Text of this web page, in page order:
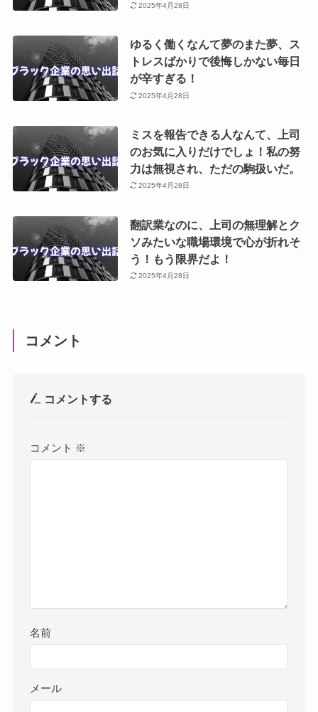
2025年4月28日
ゆるく働くなんて夢のまた夢、ス
トレスばかりで後悔しかない毎日
が辛すぎる！
2025年4月28日
ミスを報告できる人なんて、上司
のお気に入りだけでしょ！私の努
力は無視され、ただの駒扱いだ。
2025年4月28日
翻訳業なのに、上司の無理解とク
ソみたいな職場環境で心が折れそ
う！もう限界だよ！
2025年4月28日
コメント
コメントする
コメント ※
名前
メール